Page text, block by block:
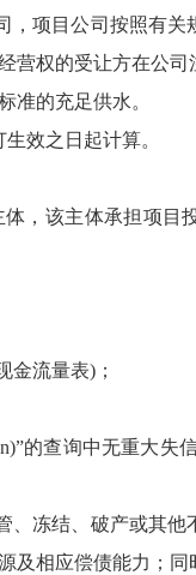
项目公司按照有关
权的受让方在公司
准的充足供水。
效之日起计算。
，该主体承担项目
金流量表)；
)”的查询中无重大失
冻结、破产或其
及相应偿债能力；